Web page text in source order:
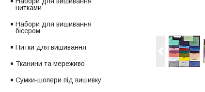
нитками
Набори для вишивання
бісером
Нитки для вишивання
Тканини та мереживо
Сумки-шопери під вишивку